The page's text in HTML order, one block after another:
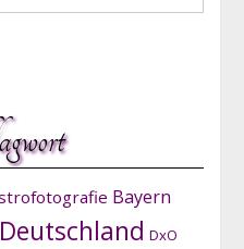
Bayern
Deutschland DxO